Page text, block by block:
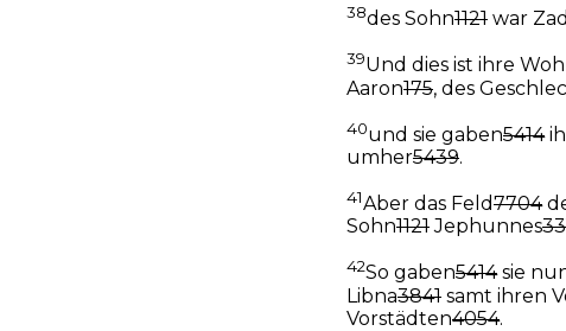
38des Sohn1121 war
39Und dies ist ihre
Aaron175, des
40und sie gaben5414
umher5439.
41Aber das Feld7704
Sohn1121Jephunnes
42So gaben5414sie
Libna3841 samt ihren
Vorstädten4054.